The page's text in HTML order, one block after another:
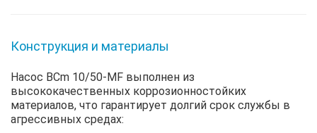
Конструкция и материалы
Насос BCm 10/50-MF выполнен из
высококачественных коррозионностойких
материалов, что гарантирует долгий срок службы в
агрессивных средах: